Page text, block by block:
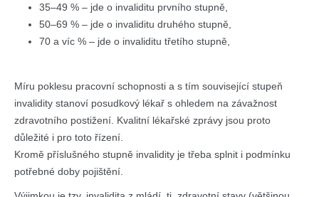
35–49 % – jde o invaliditu prvního stupně,
50–69 % – jde o invaliditu druhého stupně,
70 a víc % – jde o invaliditu třetího stupně,
Míru poklesu pracovní schopnosti a s tím související stupeň
invalidity stanoví posudkový lékař s ohledem na závažnost
zdravotního postižení. Kvalitní lékařské zprávy jsou proto
důležité i pro toto řízení.
Kromě příslušného stupně invalidity je třeba splnit i podmínku
potřebné doby pojištění.